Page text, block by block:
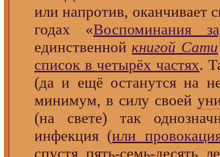
или напротив, оканчивает
годах «Воспоминания
единственной книгой Сати
список в четырёх частях.
(да и ещё останутся на
минимум, в силу своей
(на свете) так
инфекция (или
спустя пять-семь-десять